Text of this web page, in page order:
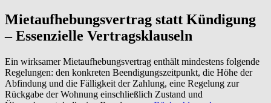
Mietaufhebungsvertrag statt Kündigung
– Essenzielle Vertragsklauseln
Ein wirksamer Mietaufhebungsvertrag enthält mindestens folgende
Regelungen: den konkreten Beendigungszeitpunkt, die Höhe der
Abfindung und die Fälligkeit der Zahlung, eine Regelung zur
Rückgabe der Wohnung einschließlich Zustand und